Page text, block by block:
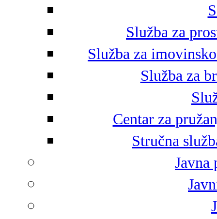
Služba za
Služba za
Služba za
Centar za
Stručna
Javna